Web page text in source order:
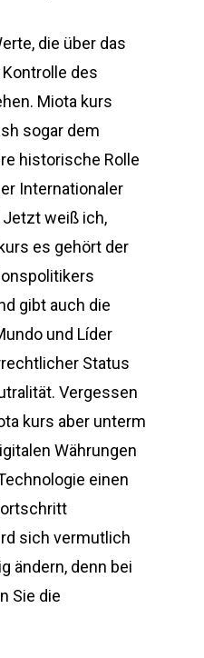
die über das
des
Miota kurs
sogar dem
historische Rolle
Internationaler
Jetzt weiß ich,
es gehört der
gibt auch die
und Líder
Status
Vergessen
kurs aber unterm
Währungen
einen
sich vermutlich
ändern, denn bei
Sie die